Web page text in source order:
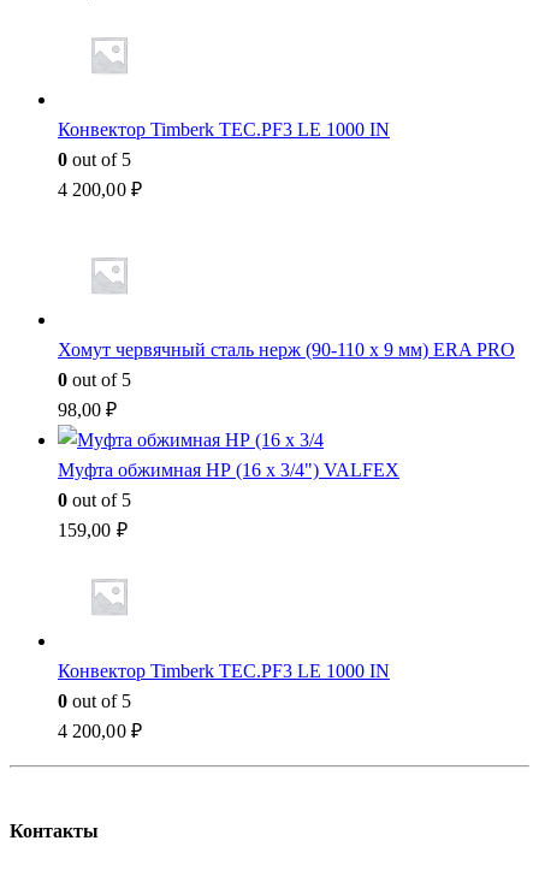
Конвектор Timberk TEC.PF3 LE 1000 IN
0 out of 5
4 200,00 ₽
Хомут червячный сталь нерж (90-110 x 9 мм) ERA PRO
0 out of 5
98,00₽
Муфта обжимная НР (16 x 3/4") VALFEX
0 out of 5
159,00 ₽
Конвектор Timberk TEC.PF3 LE 1000 IN
0 out of 5
4 200,00 ₽
Контакты